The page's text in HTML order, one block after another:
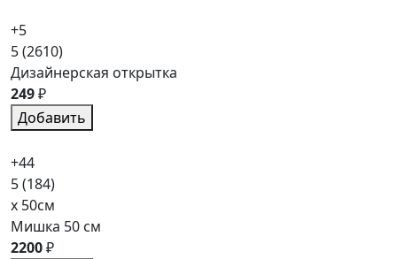
+5
5(2610)
Дизайнерская открытка
249₽
Добавить
+44
5(184)
x 50см
Мишка 50 см
2200₽